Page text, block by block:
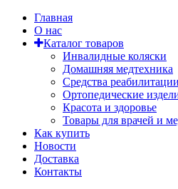
Главная
О нас
Каталог товаров
Инвалидные коляски
Домашняя медтехника
Средства реабилитации
Ортопедические
Красота и здоровье
Товары для врачей и
Как купить
Новости
Доставка
Контакты